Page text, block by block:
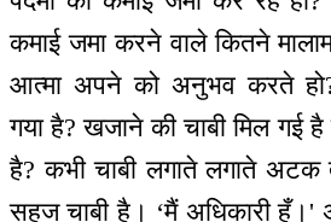
कमाई जमा करने वाले कितने
आत्मा अपने को अनुभव करते
गया है? खजाने की चाबी मिल गई है
है? कभी चाबी लगाते लगाते अटक
सहज चाबी है। ‘मैं अधिकारी हूँ।'